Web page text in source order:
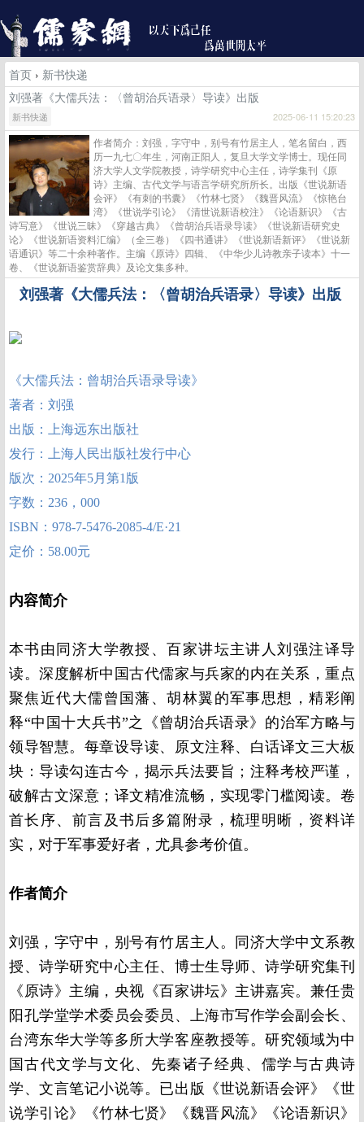
首页 › 新书快递
刘强著《大儒兵法：〈曾胡治兵语录〉导读》出版
新书快递 2025-06-11 15:20:23
作者简介：刘强，字守中，别号有竹居主人，笔名留白，西
历一九七〇年生，河南正阳人，复旦大学文学博士。现任同
济大学人文学院教授，诗学研究中心主任，诗学集刊《原
诗》主编、古代文学与语言学研究所所长。出版《世说新语
会评》《有刺的书囊》《竹林七贤》《魏晋风流》《惊艳台
湾》《世说学引论》《清世说新语校注》《论语新识》《古
诗写意》《世说三昧》《穿越古典》《曾胡治兵语录导读》《世说新语研究史
论》《世说新语资料汇编》（全三卷）《四书通讲》《世说新语新评》《世说新
语通识》等二十余种著作。主编《原诗》四辑、《中华少儿诗教亲子读本》十一
卷、《世说新语鉴赏辞典》及论文集多种。
刘强著《大儒兵法：〈曾胡治兵语录〉导读》出版
《大儒兵法：曾胡治兵语录导读》
著者：刘强
出版：上海远东出版社
发行：上海人民出版社发行中心
版次：2025年5月第1版
字数：236，000
ISBN：978-7-5476-2085-4/E·21
定价：58.00元
内容简介
本书由同济大学教授、百家讲坛主讲人刘强注译导
读。深度解析中国古代儒家与兵家的内在关系，重点
聚焦近代大儒曾国藩、胡林翼的军事思想，精彩阐
释“中国十大兵书”之《曾胡治兵语录》的治军方略与
领导智慧。每章设导读、原文注释、白话译文三大板
块：导读勾连古今，揭示兵法要旨；注释考校严谨，
破解古文深意；译文精准流畅，实现零门槛阅读。卷
首长序、前言及书后多篇附录，梳理明晰，资料详
实，对于军事爱好者，尤具参考价值。
作者简介
刘强，字守中，别号有竹居主人。同济大学中文系教
授、诗学研究中心主任、博士生导师、诗学研究集刊
《原诗》主编，央视《百家讲坛》主讲嘉宾。兼任贵
阳孔学堂学术委员会委员、上海市写作学会副会长、
台湾东华大学等多所大学客座教授等。研究领域为中
国古代文学与文化、先秦诸子经典、儒学与古典诗
学、文言笔记小说等。已出版《世说新语会评》《世
说学引论》《竹林七贤》《魏晋风流》《论语新识》